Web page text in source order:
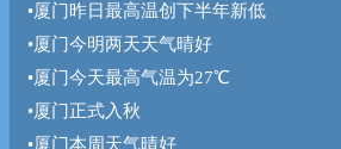
•厦门昨日最高温创下半年新低
•厦门今明两天天气晴好
•厦门今天最高气温为27℃
•厦门正式入秋
•厦门本周天气晴好